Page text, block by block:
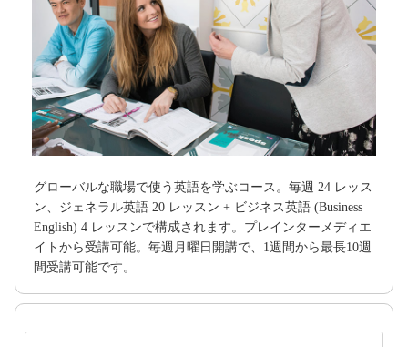
グローバルな職場で使う英語を学ぶコース。毎週 24 レッス
ン、ジェネラル英語 20 レッスン + ビジネス英語 (Business
English) 4 レッスンで構成されます。プレインターメディエ
イトから受講可能。毎週月曜日開講で、1週間から最長10週
間受講可能です。